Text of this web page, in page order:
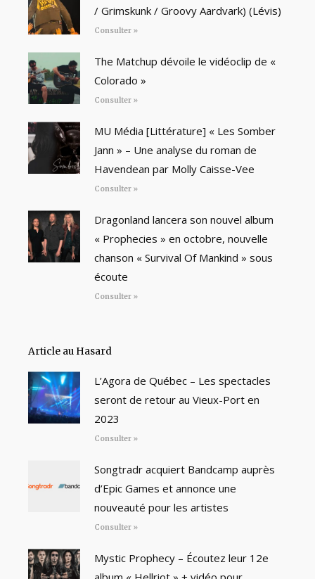
/ Grimskunk / Groovy Aardvark) (Lévis)
Consulter »
The Matchup dévoile le vidéoclip de «
Colorado »
Consulter »
MU Média [Littérature] « Les Somber
Jann » – Une analyse du roman de
Havendean par Molly Caisse-Vee
Consulter »
Dragonland lancera son nouvel album
« Prophecies » en octobre, nouvelle
chanson « Survival Of Mankind » sous
écoute
Consulter »
Article au Hasard
L’Agora de Québec – Les spectacles
seront de retour au Vieux-Port en
2023
Consulter »
Songtradr acquiert Bandcamp auprès
d’Epic Games et annonce une
nouveauté pour les artistes
Consulter »
Mystic Prophecy – Écoutez leur 12e